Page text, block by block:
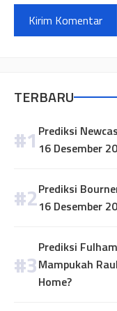
TERBARU
Prediksi
16 Desember
Prediksi
16 Desember
Prediksi
Mampukah
Home?